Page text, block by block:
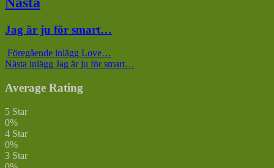
Nästa
inlägg:
Jag är ju för smart…
Föregående inlägg Love…
Nästa inlägg Jag är ju för smart…
Average Rating
5 Star
0%
4 Star
0%
3 Star